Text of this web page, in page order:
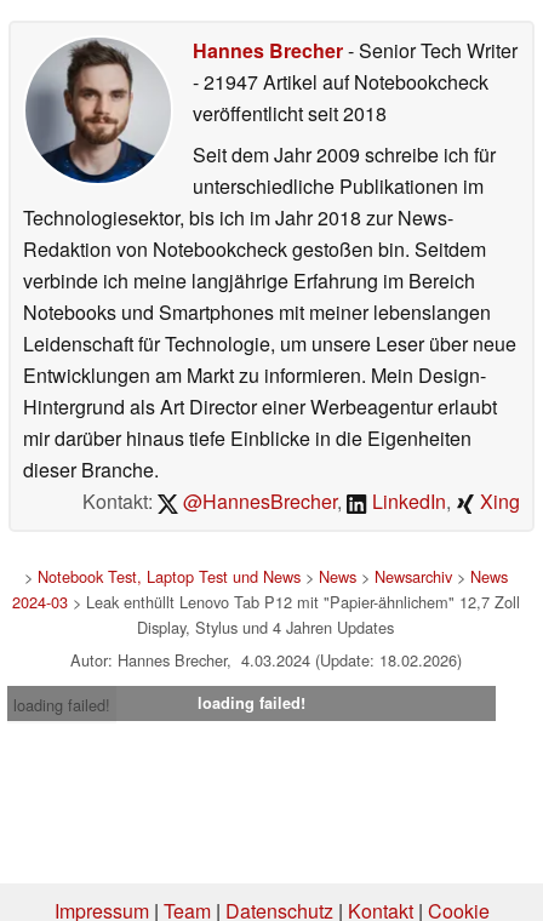
Hannes Brecher- Senior Tech Writer
- 21947 Artikel auf Notebookcheck
veröffentlichtseit 2018
Seit dem Jahr 2009 schreibe ich für
unterschiedliche Publikationen im
Technologiesektor, bis ich im Jahr 2018 zur News-
Redaktion von Notebookcheck gestoßen bin. Seitdem
verbinde ich meine langjährige Erfahrung im Bereich
Notebooks und Smartphones mit meiner lebenslangen
Leidenschaft für Technologie, um unsere Leser über neue
Entwicklungen am Markt zu informieren. Mein Design-
Hintergrund als Art Director einer Werbeagentur erlaubt
mir darüber hinaus tiefe Einblicke in die Eigenheiten
dieser Branche.
Kontakt:
@HannesBrecher, LinkedIn, Xing
> Notebook Test, Laptop Test und News> News> Newsarchiv> News
2024-03> Leak enthüllt Lenovo Tab P12 mit "Papier-ähnlichem" 12,7 Zoll
Display, Stylus und 4 Jahren Updates
Autor: Hannes Brecher, 4.03.2024 (Update: 18.02.2026)
loading failed!
loading failed!
Impressum| Team| Datenschutz| Kontakt| Cookie